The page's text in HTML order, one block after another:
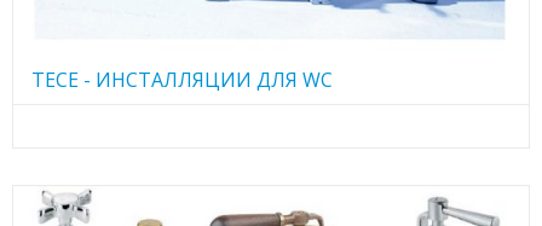
TECE - ИНСТАЛЛЯЦИИ ДЛЯ WC